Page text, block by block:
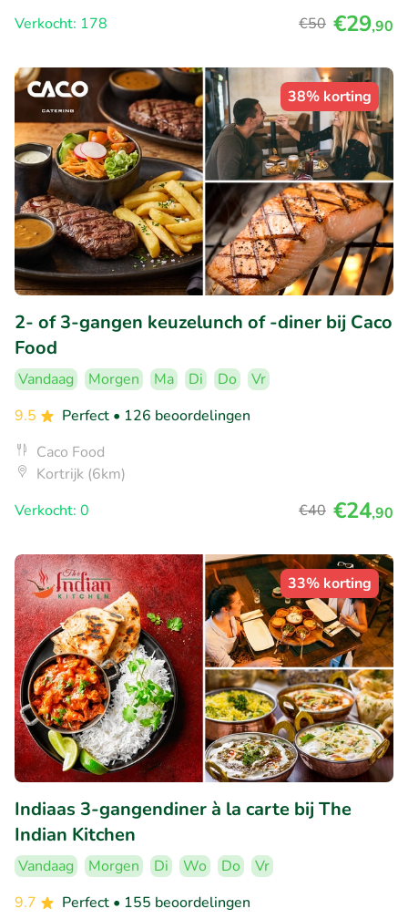
Verkocht: 178 €50 €29,90
38% korting
2- of 3-gangen keuzelunch of -diner bij Caco
Food
Vandaag Morgen Ma Di Do
Vr
9.5
Perfect • 126 beoordelingen
Caco Food
Kortrijk (6km)
Verkocht: 0
€40 €24,90
33% korting
Indiaas 3-gangendiner à la carte bij The
Indian Kitchen
Vandaag Morgen Di Wo Do
Vr
9.7
Perfect • 155 beoordelingen